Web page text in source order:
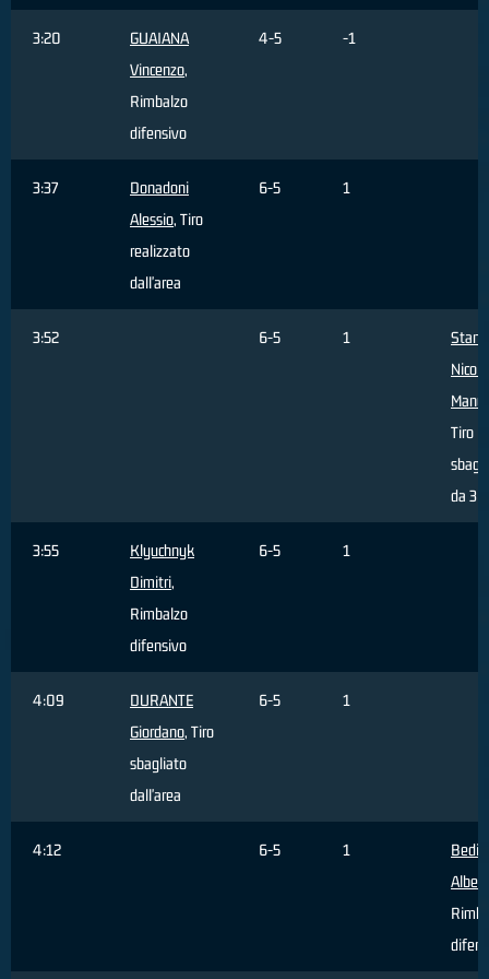
3:20
GUAIANA
Vincenzo,
Rimbalzo
difensivo
4-5 -1
3:37
Donadoni
Alessio, Tiro
realizzato
dall'area
6-5 1
3:52 6-5 1
Stanic
Tiro
da 3
3:55
Klyuchnyk
Dimitri,
Rimbalzo
difensivo
6-5 1
4:09
DURANTE
Giordano, Tiro
sbagliato
dall'area
6-5 1
4:12 6-5 1
Bedin